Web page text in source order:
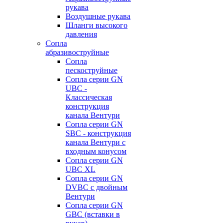
рукава
Воздушные рукава
Шланги высокого
давления
Сопла
абразивоструйные
Сопла
пескоструйные
Сопла серии GN
UBC -
Классическая
конструкция
канала Вентури
Сопла серии GN
SBC - конструкция
канала Вентури c
входным конусом
Сопла серии GN
UBC XL
Сопла серии GN
DVBC с двойным
Вентури
Сопла серии GN
GBC (вставки в